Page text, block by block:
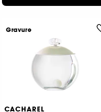
CACHAREL
Gravure